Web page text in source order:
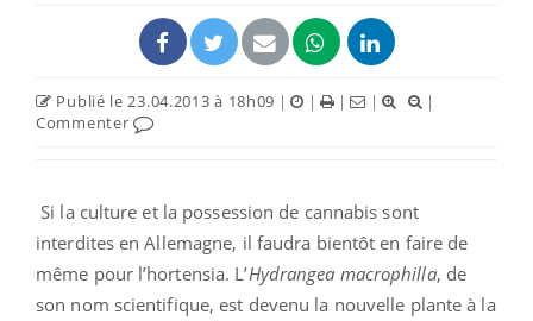
Publié le 23.04.2013 à 18h09 | | | |
|
Commenter
Si la culture et la possession de cannabis sont
interdites en Allemagne, il faudra bientôt en faire de
même pour l’hortensia. L’Hydrangea macrophilla, de
son nom scientifique, est devenu la nouvelle plante à la